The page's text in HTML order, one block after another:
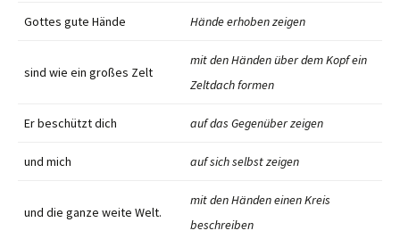
Gottes gute Hände Hände erhoben zeigen
sind wie ein großes Zelt
mit den Händen über dem Kopf ein
Zeltdach formen
Er beschützt dich auf das Gegenüber zeigen
und mich auf sich selbst zeigen
und die ganze weite Welt.
mit den Händen einen Kreis
beschreiben